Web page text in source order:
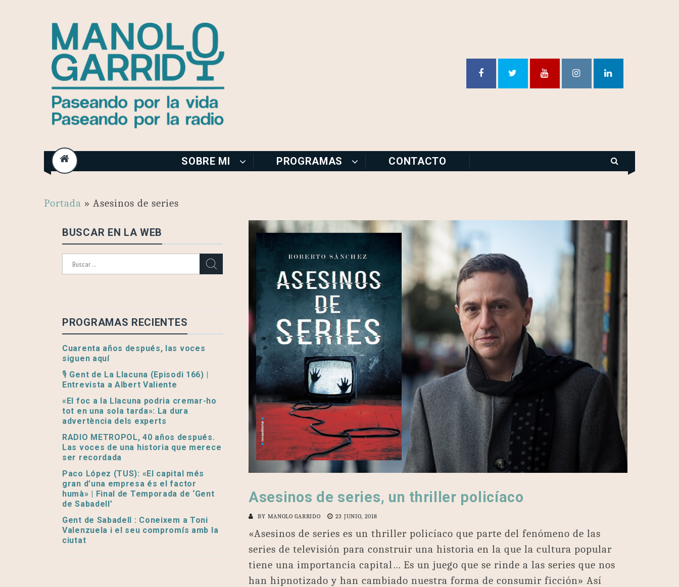
content
SOBRE MI PROGRAMAS CONTACTO
Portada » Asesinos de series
Asesinos de series, un thriller policíaco
BY MANOLO GARRIDO 23 JUNIO, 2018
«Asesinos de series es un thriller policíaco que parte del fenómeno de las
series de televisión para construir una historia en la que la cultura popular
tiene una importancia capital… Es un juego que se rinde a las series que nos
han hipnotizado y han cambiado nuestra forma de consumir ficción» Así
BUSCAR EN LA WEB
PROGRAMAS RECIENTES
Cuarenta años después, las voces
siguen aquí
🎙️ Gent de La Llacuna (Episodi 166) |
Entrevista a Albert Valiente
«El foc a la Llacuna podria cremar-ho
tot en una sola tarda»: La dura
advertència dels experts
RADIO METROPOL, 40 años después.
Las voces de una historia que merece
ser recordada
Paco López (TUS): «El capital més
gran d’una empresa és el factor
humà» | Final de Temporada de ‘Gent
de Sabadell’
Gent de Sabadell : Coneixem a Toni
Valenzuela i el seu compromís amb la
ciutat